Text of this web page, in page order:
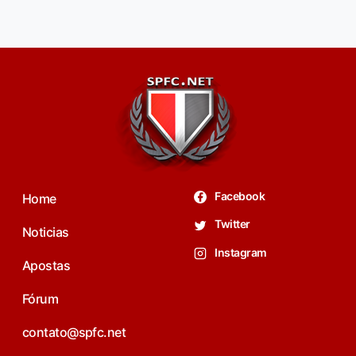
Home
Noticias
Apostas
Fórum
contato@spfc.net
Facebook
Twitter
Instagram